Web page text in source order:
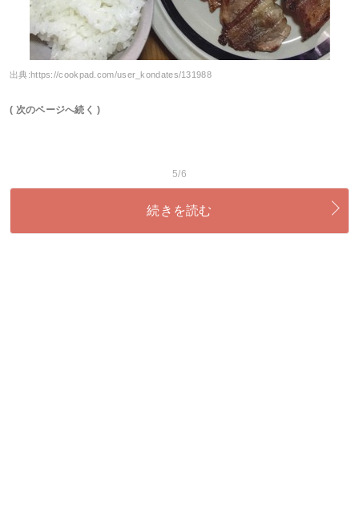
出典:https://cookpad.com/user_kondates/131988
( 次のページへ続く )
5/6
続きを読む